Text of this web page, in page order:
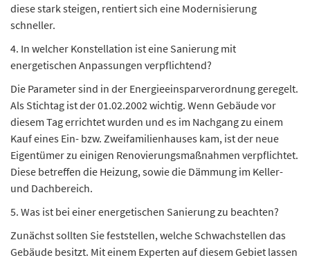
diese stark steigen, rentiert sich eine Modernisierung
schneller.
4. In welcher Konstellation ist eine Sanierung mit
energetischen Anpassungen verpflichtend?
Die Parameter sind in der Energieeinsparverordnung geregelt.
Als Stichtag ist der 01.02.2002 wichtig. Wenn Gebäude vor
diesem Tag errichtet wurden und es im Nachgang zu einem
Kauf eines Ein- bzw. Zweifamilienhauses kam, ist der neue
Eigentümer zu einigen Renovierungsmaßnahmen verpflichtet.
Diese betreffen die Heizung, sowie die Dämmung im Keller-
und Dachbereich.
5. Was ist bei einer energetischen Sanierung zu beachten?
Zunächst sollten Sie feststellen, welche Schwachstellen das
Gebäude besitzt. Mit einem Experten auf diesem Gebiet lassen